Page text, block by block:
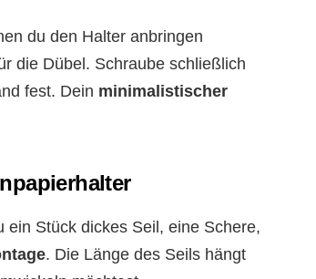
du den Halter anbringen
die Dübel. Schraube schließlich
fest. Dein minimalistischer
Stück dickes Seil, eine Schere,
. Die Länge des Seils hängt